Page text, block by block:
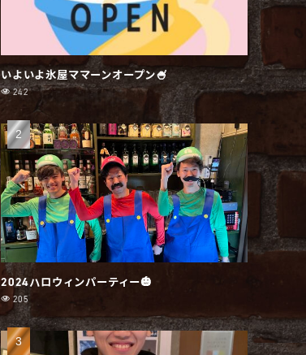
いよいよ氷屋ママーンオープン🍧
242
2024ハロウィンパーティー🎃
205